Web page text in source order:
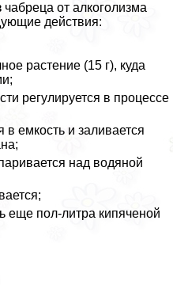
от алкоголизма
действия:
растение (15 г), куда
регулируется в процессе
емкость и заливается
над водяной
еще пол-литра кипяченой